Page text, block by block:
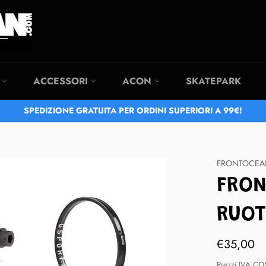
ACCESSORI ACON SKATEPARK
SPEDIZIONE GRATUITA PER ORDINI SUPERIORI A 99€!
Prezzo
di
€35,00